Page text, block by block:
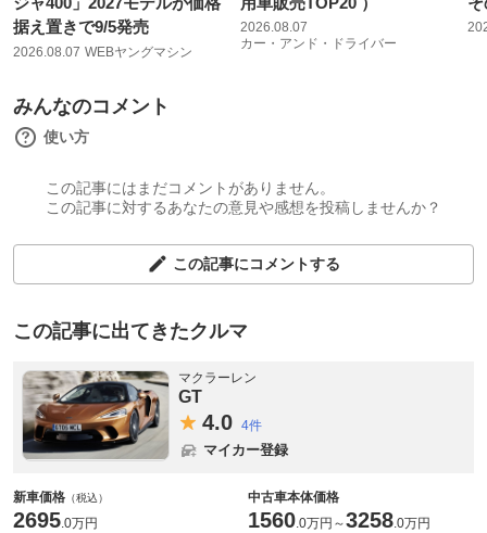
据え置きで9/5発売
2026.08.07 WEBヤングマシン
2026.08.07
カー・アンド・ドライバー
みんなのコメント
使い方
この記事にはまだコメントがありません。
この記事に対するあなたの意見や感想を投稿しませんか？
この記事にコメントする
この記事に出てきたクルマ
マクラーレン
GT
4.0 4件
マイカー登録
新車価格 （税込）
2695.0万円
中古車本体価格
1560.0万円 ～3258.0万円